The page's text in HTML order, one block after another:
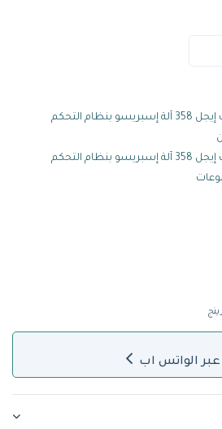
فيكتوريا أردوينو وايت إيجل 358 آلة إسبريسو بنظام التحكم
فيكتوريا أردوينو وايت إيجل 358 آلة إسبريسو بنظام التحكم
الواتس اب